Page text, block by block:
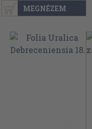
MEGNÉZEM